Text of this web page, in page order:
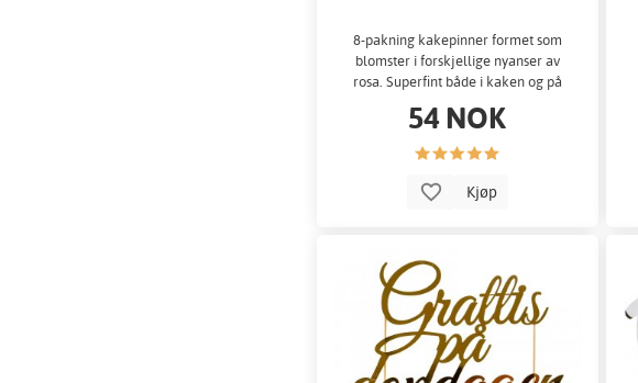
8-pakning kakepinner formet som
blomster i forskjellige nyanser av
rosa. Superfint både i kaken og på
54 NOK
Kjøp